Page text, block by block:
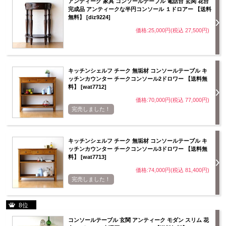
完成品 アンティークな半円コンソール １ドロアー 【送料
無料】 [diz9224]
価格:25,000円(税込 27,500円)
キッチンシェルフ チーク 無垢材 コンソールテーブル キ
ッチンカウンター チークコンソール2ドロワー 【送料無
料】 [wat7712]
価格:70,000円(税込 77,000円)
完売しました！
キッチンシェルフ チーク 無垢材 コンソールテーブル キ
ッチンカウンター チークコンソール3ドロワー 【送料無
料】 [wat7713]
価格:74,000円(税込 81,400円)
完売しました！
8位
コンソールテーブル 玄関 アンティーク モダン スリム 花